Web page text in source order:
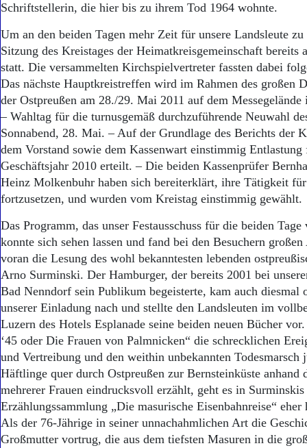
Schriftstellerin, die hier bis zu ihrem Tod 1964 wohnte.
Um an den beiden Tagen mehr Zeit für unsere Landsleute
Sitzung des Kreistages der Heimatkreisgemeinschaft bereits
statt. Die versammelten Kirchspielvertreter fassten dabei
Das nächste Hauptkreistreffen wird im Rahmen des großen
der Ostpreußen am 28./29. Mai 2011 auf dem
– Wahltag für die turnusgemäß durchzuführende Neuwahl
Sonnabend, 28. Mai. – Auf der Grundlage des Berichts der
dem Vorstand sowie dem Kassenwart einstimmig Entlastung
Geschäftsjahr 2010 erteilt. – Die beiden Kassenprüfer
Heinz Molkenbuhr haben sich bereiterklärt, ihre Tätigkeit
fortzusetzen, und wurden vom Kreistag einstimmig gewählt.
Das Programm, das unser Festausschuss für die beiden
konnte sich sehen lassen und fand bei den Besuchern
voran die Lesung des wohl bekanntesten lebenden
Arno Surminski. Der Hamburger, der bereits 2001 bei
Bad Nenndorf sein Publikum begeisterte, kam auch diesmal
unserer Einladung nach und stellte den Landsleuten im
Luzern des Hotels Esplanade seine beiden neuen Bücher
‘45 oder Die Frauen von Palmnicken“ die schrecklichen
und Vertreibung und den weithin unbekannten Todesmarsch
Häftlinge quer durch Ostpreußen zur Bernsteinküste anhand
mehrerer Frauen eindrucksvoll erzählt, geht es in Surminskis
Erzählungssammlung „Die masurische Eisenbahnreise“
Als der 76-Jährige in seiner unnachahmlichen Art die
Großmutter vortrug, die aus dem tiefsten Masuren in die